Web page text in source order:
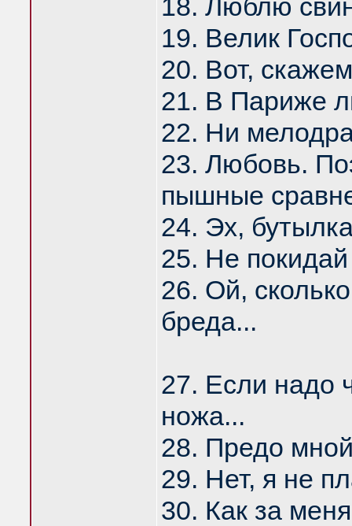
18. Люблю
19. Велик
20. Вот,
21. В Париже
22. Ни
23. Любовь.
пышные
24. Эх,
25. Не
26. Ой,
бреда...
27. Если надо
ножа...
28. Предо
29. Нет, я не
30. Как за